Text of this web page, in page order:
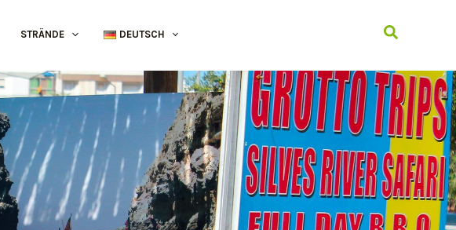
STRÄNDE DEUTSCH Suchen